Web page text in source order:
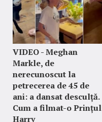
VIDEO - Meghan
Markle, de
nerecunoscut la
petrecerea de 45 de
ani: a dansat desculță.
Cum a filmat-o Prințul
Harry